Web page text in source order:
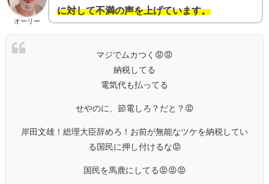
オーリー
に対して不満の声を上げています。
マジでムカつく😡😡
納税してる
電気代も払ってる
せやのに、節電しろ？だと？😡
岸田文雄！総理大臣辞めろ！お前が無能なツケを納税してい
る国民に押し付けるな😡
国民を馬鹿にしてる😡😡😡